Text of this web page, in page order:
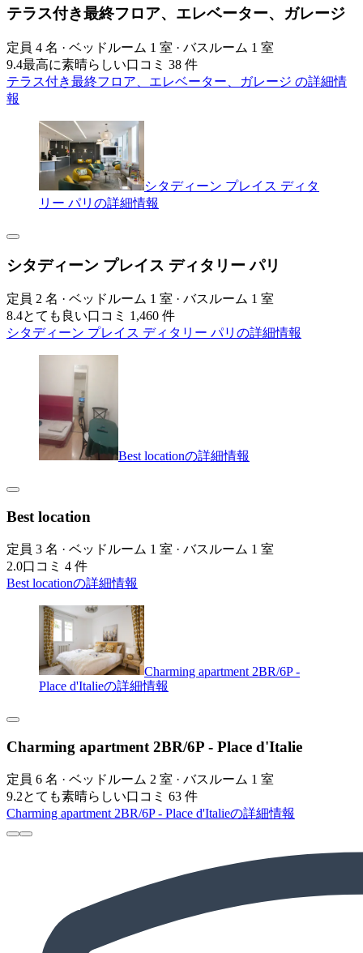
テラス付き最終フロア、エレベーター、ガレージ
定員 4 名 · ベッドルーム 1 室 · バスルーム 1 室
9.4最高に素晴らしい口コミ 38 件
テラス付き最終フロア、エレベーター、ガレージ の詳細情
報
シタディーン プレイス ディタ
リー パリの詳細情報
シタディーン プレイス ディタリー パリ
定員 2 名 · ベッドルーム 1 室 · バスルーム 1 室
8.4とても良い口コミ 1,460 件
シタディーン プレイス ディタリー パリの詳細情報
Best locationの詳細情報
Best location
定員 3 名 · ベッドルーム 1 室 · バスルーム 1 室
2.0口コミ 4 件
Best locationの詳細情報
Charming apartment 2BR/6P -
Place d'Italieの詳細情報
Charming apartment 2BR/6P - Place d'Italie
定員 6 名 · ベッドルーム 2 室 · バスルーム 1 室
9.2とても素晴らしい口コミ 63 件
Charming apartment 2BR/6P - Place d'Italieの詳細情報